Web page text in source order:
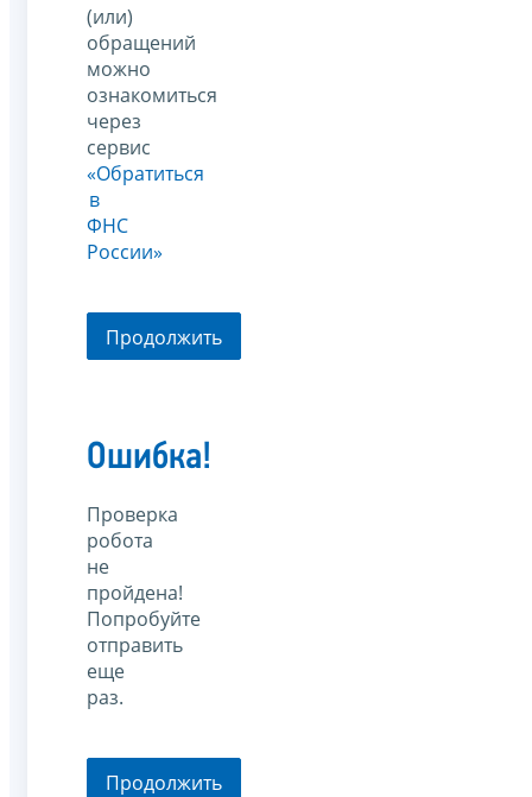
(или)
обращений
можно
ознакомиться
через
сервис
«Обратиться
в
ФНС
России»
Продолжить
Ошибка!
Проверка
робота
не
пройдена!
Попробуйте
отправить
еще
раз.
Продолжить